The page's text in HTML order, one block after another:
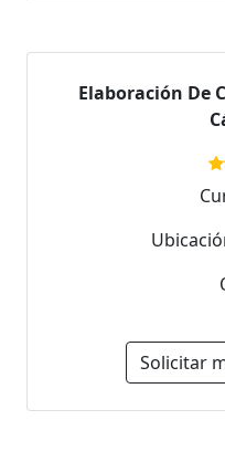
Elaboración De
Solicitar